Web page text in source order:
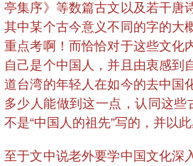
亭集序》等数篇古文以及若干唐
其中某个古今意义不同的字的大
重点考啊！而恰恰对于这些文化
自己是个中国人，并且由衷感到
道台湾的年轻人在如今的去中国
多少人能做到这一点，认同这些
不是“中国人的祖先”写的，并以此
至于文中说老外要学中国文化深